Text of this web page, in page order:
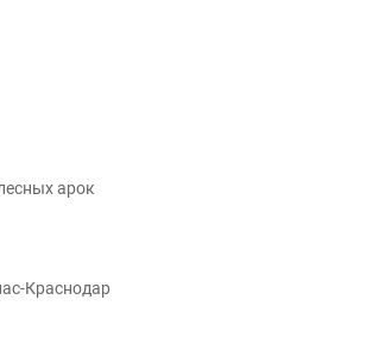
арок
Краснодар